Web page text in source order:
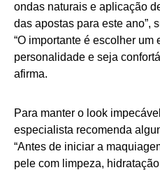
ondas naturais e aplicação
das apostas para este ano”,
“O importante é escolher um
personalidade e seja
afirma.
Para manter o look
especialista recomenda
“Antes de iniciar a
pele com limpeza,